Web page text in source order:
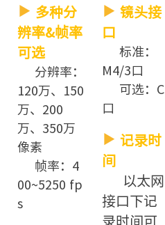
多种分
辨率&帧率
可选
分辨率：
120万、150
万、200
万、350万
像素
帧率：4
00~5250 fp
s
镜头接
口
标准：
M4/3口
可选：C
口
记录时
间
以太网
接口下记
录时间可